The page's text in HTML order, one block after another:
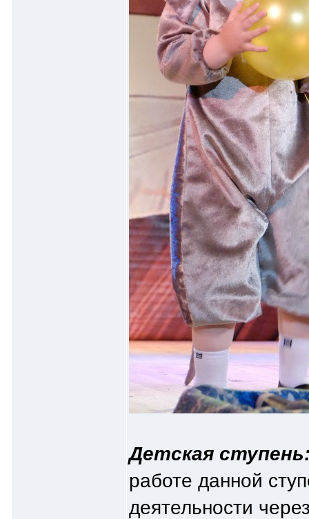
Детская
работе данной
деятельности